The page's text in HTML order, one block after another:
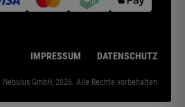
IMPRESSUM DATENSCHUTZ
Nebulus GmbH, 2026. Alle Rechte vorbehalten